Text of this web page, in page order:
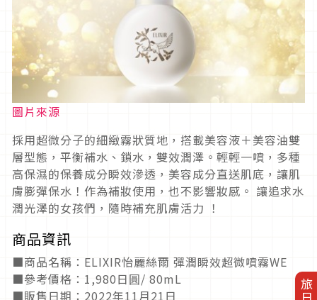
圖片來源
採用超微分子的細緻霧狀質地，搭載美容液＋美容油雙
層型態，平衡補水、鎖水，雙效潤澤。輕輕一噴，多種
高保濕的保養成分瞬效滲透，美容成分直送肌底，讓肌
膚膨彈保水！作為補妝使用，也不影響妝感。 讓追求水
潤光澤的女孩們，隨時補充肌膚活力 ！
商品資訊
■商品名稱：ELIXIR怡麗絲爾 彈潤瞬效超微噴霧WE
■參考價格：1,980日圓/ 80mL
■販售日期：2022年11月21日